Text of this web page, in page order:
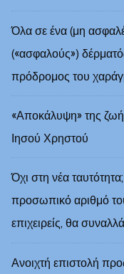
Όλα σε ένα (μη
(«ασφαλούς»)
πρόδρομος του
«Αποκάλυψη» της
Ιησού Χρηστού
Όχι στη νέα
προσωπικό αριθμό
επιχειρείς, θα
Ανοιχτή επιστολή